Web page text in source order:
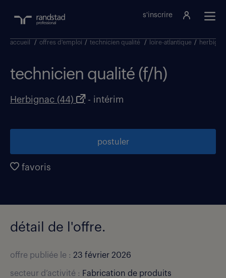
s'inscrire
accueil / offres d'emploi / technicien qualité / loire-atlantique /
technicien qualité (f/h)
Herbignac (44) - intérim
postuler
favoris
détail de l'offre.
offre publiée le : 23 février 2026
secteur d’activité : Fabrication de produits